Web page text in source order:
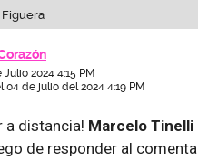
2024 4:15 PM
de julio del 2024 4:19 PM
a distancia! Marcelo Tinelli
de responder al